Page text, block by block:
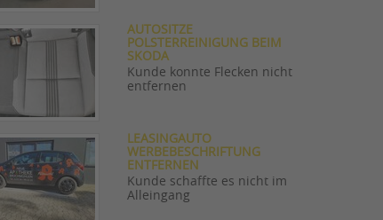
AUTOSITZE
POLSTERREINIGUNG BEIM
SKODA
Kunde konnte Flecken nicht
entfernen
LEASINGAUTO
WERBEBESCHRIFTUNG
ENTFERNEN
Kunde schaffte es nicht im
Alleingang